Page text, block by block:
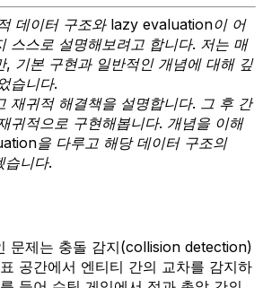
데이터 구조와 lazy evaluation이 어
스스로 설명해보려고 합니다. 저는 매
, 기본 구현과 일반적인 개념에 대해 깊
습니다.
재귀적 해결책을 설명합니다. 그 후 간
귀적으로 구현해봅니다. 개념을 이해
을 다루고 해당 데이터 구조의
니다.
문제는 충돌 감지(collision detection)
공간에서 엔티티 간의 교차를 감지하